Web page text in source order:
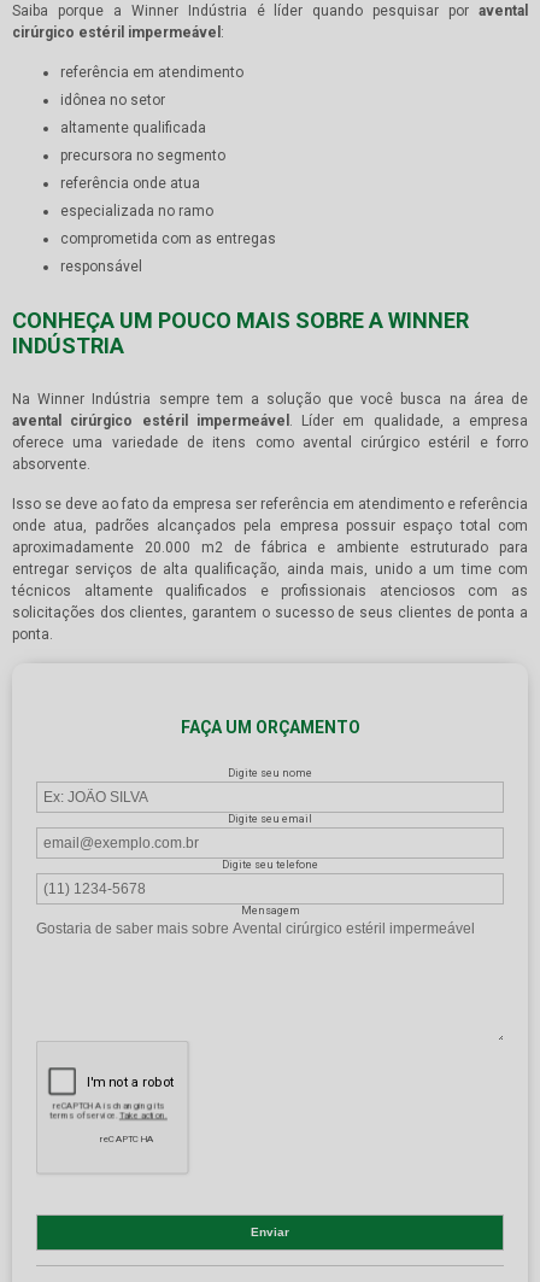
Saiba porque a Winner Indústria é líder quando pesquisar por avental
cirúrgico estéril impermeável :
referência em atendimento
idônea no setor
altamente qualificada
precursora no segmento
referência onde atua
especializada no ramo
comprometida com as entregas
responsável
CONHEÇA UM POUCO MAIS SOBRE A WINNER
INDÚSTRIA
Na Winner Indústria sempre tem a solução que você busca na área de
avental cirúrgico estéril impermeável
. Líder em qualidade, a empresa
oferece uma variedade de itens como avental cirúrgico estéril e forro
absorvente.
Isso se deve ao fato da empresa ser referência em atendimento e referência
onde atua, padrões alcançados pela empresa possuir espaço total com
aproximadamente 20.000 m2 de fábrica e ambiente estruturado para
entregar serviços de alta qualificação, ainda mais, unido a um time com
técnicos altamente qualificados e profissionais atenciosos com as
solicitações dos clientes, garantem o sucesso de seus clientes de ponta a
ponta.
FAÇA UM ORÇAMENTO
Digite seu nome
Digite seu email
Digite seu telefone
Mensagem